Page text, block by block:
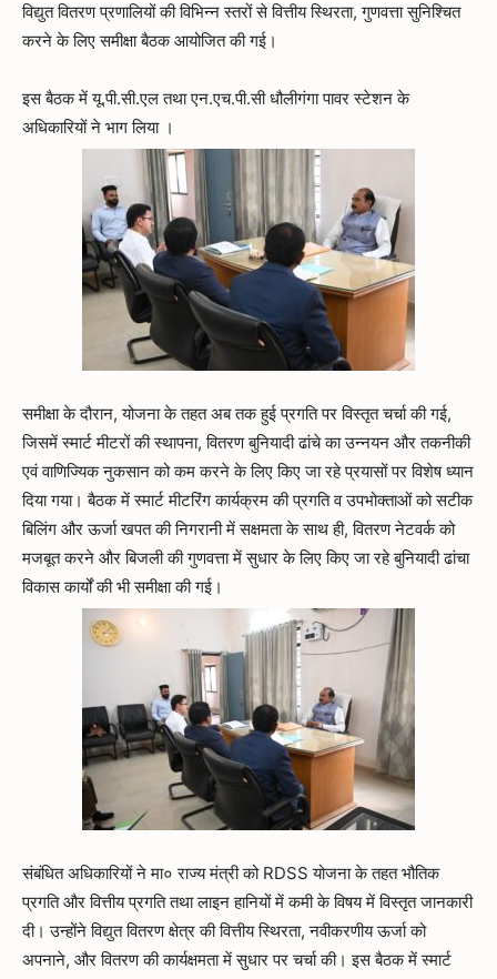
विद्युत वितरण प्रणालियों की विभिन्न स्तरों से वित्तीय स्थिरता, गुणवत्ता सुनिश्चित
करने के लिए समीक्षा बैठक आयोजित की गई।
इस बैठक में यू.पी.सी.एल तथा एन.एच.पी.सी धौलीगंगा पावर स्टेशन के
अधिकारियों ने भाग लिया ।
समीक्षा के दौरान, योजना के तहत अब तक हुई प्रगति पर विस्तृत चर्चा की गई,
जिसमें स्मार्ट मीटरों की स्थापना, वितरण बुनियादी ढांचे का उन्नयन और तकनीकी
एवं वाणिज्यिक नुकसान को कम करने के लिए किए जा रहे प्रयासों पर विशेष ध्यान
दिया गया। बैठक में स्मार्ट मीटरिंग कार्यक्रम की प्रगति व उपभोक्ताओं को सटीक
बिलिंग और ऊर्जा खपत की निगरानी में सक्षमता के साथ ही, वितरण नेटवर्क को
मजबूत करने और बिजली की गुणवत्ता में सुधार के लिए किए जा रहे बुनियादी ढांचा
विकास कार्यों की भी समीक्षा की गई।
संबंधित अधिकारियों ने मा० राज्य मंत्री को RDSS योजना के तहत भौतिक
प्रगति और वित्तीय प्रगति तथा लाइन हानियों में कमी के विषय में विस्तृत जानकारी
दी। उन्होंने विद्युत वितरण क्षेत्र की वित्तीय स्थिरता, नवीकरणीय ऊर्जा को
अपनाने, और वितरण की कार्यक्षमता में सुधार पर चर्चा की। इस बैठक में स्मार्ट